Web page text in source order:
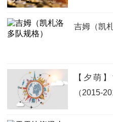
吉姆（凯
【夕萌
（2015-